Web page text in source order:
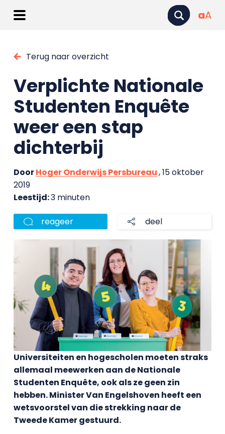
aA
Terug naar overzicht
Verplichte Nationale
Studenten Enquête
weer een stap
dichterbij
DoorHoger Onderwijs Persbureau, 15 oktober
2019
Leestijd:3 minuten
reageer deel
Universiteiten en hogescholen moeten straks
allemaal meewerken aan de Nationale
Studenten Enquête, ook als ze geen zin
hebben. Minister Van Engelshoven heeft een
wetsvoorstel van die strekking naar de
Tweede Kamer gestuurd.